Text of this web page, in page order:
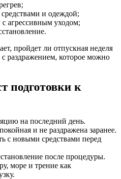
и одеждой;
с агрессивным уходом;
пройдет ли отпускная неделя
раздражением, которое можно
подготовки к
на последний день.
и не раздражена заранее.
с новыми средствами перед
после процедуры.
море и трение как